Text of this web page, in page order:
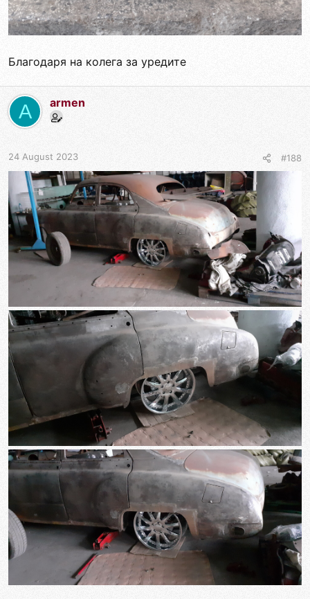
Благодаря на колега за уредите
A armen
24 August 2023 #188